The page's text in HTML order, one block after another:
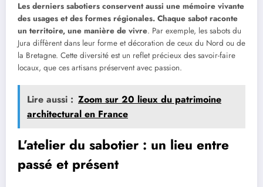
Les derniers sabotiers conservent aussi une mémoire vivante
des usages et des formes régionales. Chaque sabot raconte
un territoire, une manière de vivre. Par exemple, les sabots du
Jura diffèrent dans leur forme et décoration de ceux du Nord ou de
la Bretagne. Cette diversité est un reflet précieux des savoir-faire
locaux, que ces artisans préservent avec passion.
Lire aussi : Zoom sur 20 lieux du patrimoine
architectural en France
L’atelier du sabotier : un lieu entre
passé et présent